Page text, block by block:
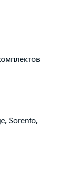
, Sorento,